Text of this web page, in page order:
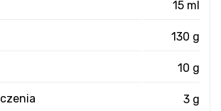
15 ml
130 g
10 g
3 g